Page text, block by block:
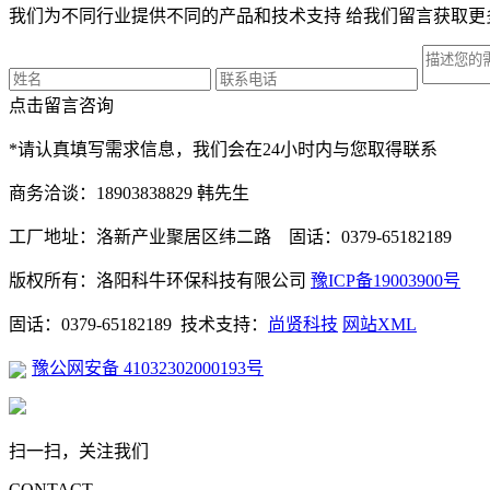
我们为不同行业提供不同的产品和技术支持 给我们留言获取更
点击留言咨询
*请认真填写需求信息，我们会在24小时内与您取得联系
商务洽谈：18903838829 韩先生
工厂地址：洛新产业聚居区纬二路 固话：0379-65182189
版权所有：洛阳科牛环保科技有限公司 豫ICP备19003900号
固话：0379-65182189 技术支持： 尚贤科技 网站XML
豫公网安备 41032302000193号
扫一扫，关注我们